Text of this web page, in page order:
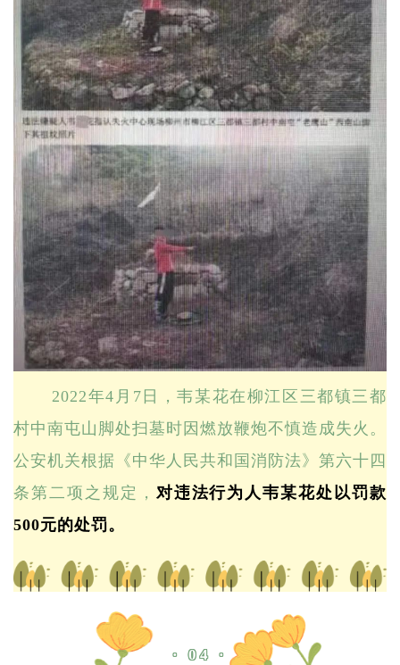
2022年4月7日，韦某花在柳江区三都镇三都
村中南屯山脚处扫墓时因燃放鞭炮不慎造成失火。
公安机关根据《中华人民共和国消防法》第六十四
条第二项之规定， 对违法行为人韦某花处以罚款
500元的处罚。
· 04 ·